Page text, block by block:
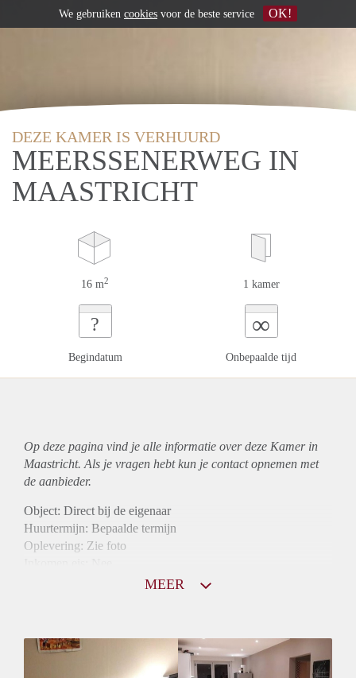
DEZE KAMER IS VERHUURD
MEERSSENERWEG IN
MAASTRICHT
16 m2 1 kamer
?
Begindatum
∞
Onbepaalde tijd
Op deze pagina vind je alle informatie over deze Kamer in
Maastricht. Als je vragen hebt kun je contact opnemen met
de aanbieder.
Object: Direct bij de eigenaar
Huurtermijn: Bepaalde termijn
Oplevering: Zie foto
Gedeelde Douche: Ja
Gedeelde woonkamer: Ja
MEER
We gebruiken cookies voor de beste service OK!